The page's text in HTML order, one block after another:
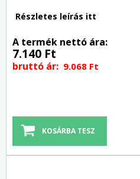
Részletes leírás itt
A termék nettó ára:
7.140 Ft
bruttó ár: 9.068 Ft